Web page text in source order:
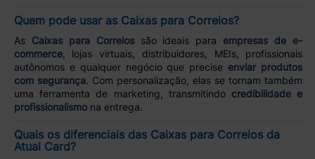
Quem pode usar as Caixas para Correios?
As Caixas para Correiossão ideais para empresas de e-
commerce, lojas virtuais, distribuidores, MEIs, profissionais
autônomos e qualquer negócio que precise enviar produtos
com segurança. Com personalização, elas se tornam também
uma ferramenta de marketing, transmitindo credibilidade e
profissionalismona entrega.
Quais os diferenciais das Caixas para Correios da
Atual Card?